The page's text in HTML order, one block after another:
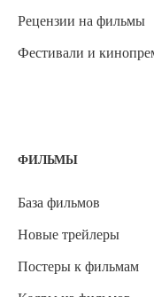
Рецензии на фильмы
Фестивали и
ФИЛЬМЫ
База фильмов
Новые трейлеры
Постеры к фильмам